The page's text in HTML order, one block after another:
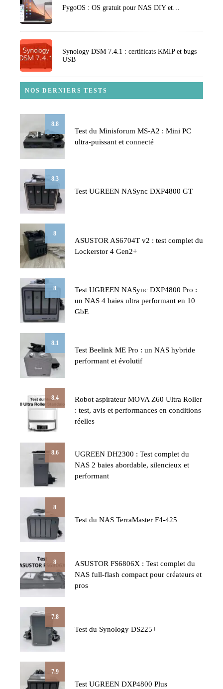
FygoOS : OS gratuit pour NAS DIY et…
Synology DSM 7.4.1 : certificats KMIP et bugs
USB
NOS DERNIERS TESTS
8.8
Test du Minisforum MS-A2 : Mini PC
ultra-puissant et connecté
8.3
Test UGREEN NASync DXP4800 GT
8
ASUSTOR AS6704T v2 : test complet du
Lockerstor 4 Gen2+
8
Test UGREEN NASync DXP4800 Pro :
un NAS 4 baies ultra performant en 10
GbE
8.1
Test Beelink ME Pro : un NAS hybride
performant et évolutif
8.4
Robot aspirateur MOVA Z60 Ultra Roller
: test, avis et performances en conditions
réelles
8.6
UGREEN DH2300 : Test complet du
NAS 2 baies abordable, silencieux et
performant
8
Test du NAS TerraMaster F4-425
8
ASUSTOR FS6806X : Test complet du
NAS full-flash compact pour créateurs et
pros
7.8
Test du Synology DS225+
7.9
Test UGREEN DXP4800 Plus